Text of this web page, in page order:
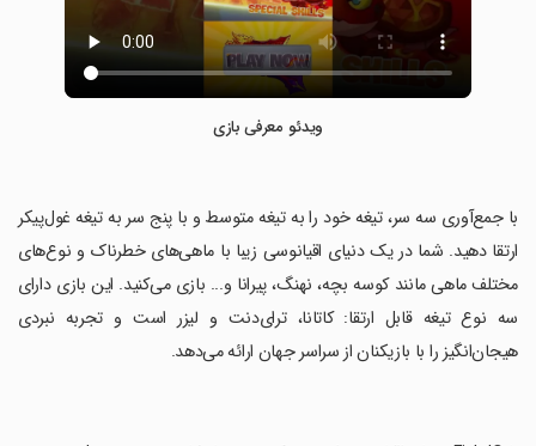
ویدئو معرفی بازی
‏با جمع‌آوری سه سر، تیغه خود را به تیغه متوسط و با پنج سر به تیغه غول‌پیکر
ارتقا دهید. شما در یک دنیای اقیانوسی زیبا با ماهی‌های خطرناک و نوع‌های
مختلف ماهی مانند کوسه بچه، نهنگ، پیرانا و... بازی می‌کنید. این بازی دارای
سه نوع تیغه قابل ارتقا: کاتانا، ترای‌دنت و لیزر است و تجربه نبردی
هیجان‌انگیز را با بازیکنان از سراسر جهان ارائه می‌دهد.